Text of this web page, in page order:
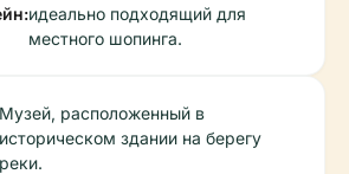
идеально подходящий для
местного шопинга.
Музей, расположенный в
историческом здании на берегу
реки.